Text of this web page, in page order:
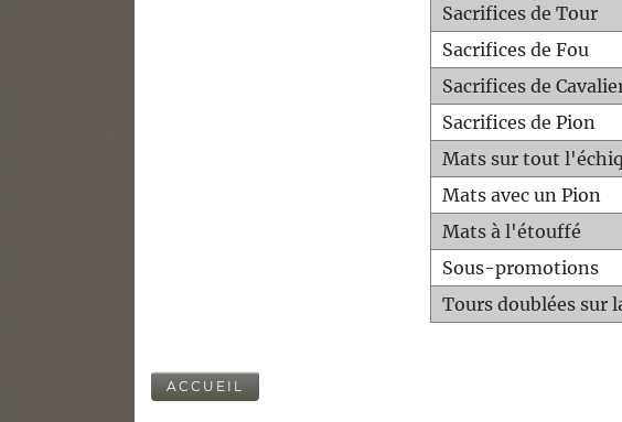
Sacrifices de Tour
Sacrifices de Fou
Sacrifices de
Sacrifices de Pion
Mats sur tout
Mats avec un Pion
Mats à l'étouffé
Sous-promotions
Tours doublées sur
ACCUEIL